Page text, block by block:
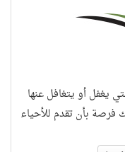
يغفل أو يتغافل عنها
بأن تقدم للأحياء